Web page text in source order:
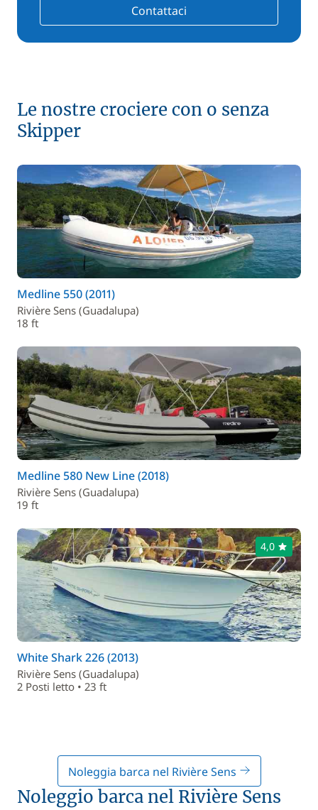
Contattaci
Le nostre crociere con o senza
Skipper
Medline 550 (2011)
Rivière Sens (Guadalupa)
18 ft
Medline 580 New Line (2018)
Rivière Sens (Guadalupa)
19 ft
4,0
White Shark 226 (2013)
Rivière Sens (Guadalupa)
2 Posti letto • 23 ft
Noleggia barca nel Rivière Sens
Noleggio barca nel Rivière Sens